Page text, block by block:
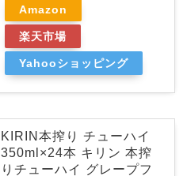
Amazon
楽天市場
Yahooショッピング
KIRIN本搾り チューハイ
350ml×24本 キリン 本搾
りチューハイ グレープフ